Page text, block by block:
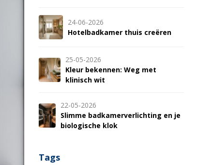
24-06-2026
Hotelbadkamer thuis creëren
25-05-2026
Kleur bekennen: Weg met
klinisch wit
22-05-2026
Slimme badkamerverlichting en je
biologische klok
Tags